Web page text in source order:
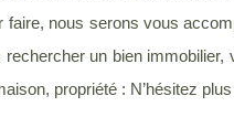
faire, nous serons vous
rechercher un bien
propriété : N’hésitez